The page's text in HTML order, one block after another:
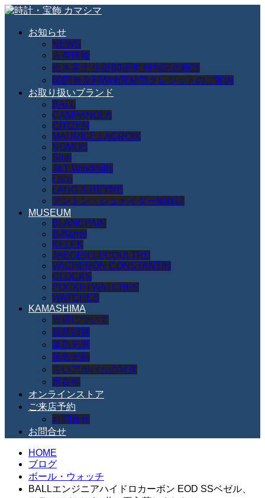
お知らせ
NEWS
入荷情報
松本零士 生誕80周年 特別記念時計
60回無金利Web完結型クレジットのご案内
お取り扱いブランド
BALL
CAMPANOLA
CITIZEN
MAURICE LACROIX
NOMOS
Sinn
J&T Windmills
Laco
LANG & HEYNE
アントン・シュナイダー鳩時計
MUSEUM
BLANCPAIN
B-Barrel
KELEK
JAEGER LECOULTRE
VACHERON CONSTANTIN
CLOCKS
POCKETWATCHES
WATCHES
KAMASHIMA
当店について
釜島顕勝
釜島光男
釜島光顕
古いアルバムの写真
所在地
オンラインストア
ご来店予約
お問合せ
お問合せ
HOME
ブログ
ボール・ウォッチ
BALLエンジニアハイドロカーボン EOD SSベゼル、